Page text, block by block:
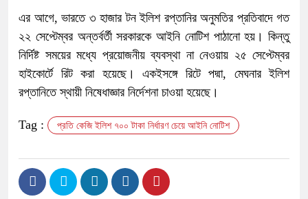
এর আগে, ভারতে ৩ হাজার টন ইলিশ রপ্তানির অনুমতির প্রতিবাদে গত
২২ সেপ্টেম্বর অন্তর্বর্তী সরকারকে আইনি নোটিশ পাঠানো হয়। কিন্তু
নির্দিষ্ট সময়ের মধ্যে প্রয়োজনীয় ব্যবস্থা না নেওয়ায় ২৫ সেপ্টেম্বর
হাইকোর্টে রিট করা হয়েছে। একইসঙ্গে রিটে পদ্মা, মেঘনার ইলিশ
রপ্তানিতে স্থায়ী নিষেধাজ্ঞার নির্দেশনা চাওয়া হয়েছে।
Tag : প্রতি কেজি ইলিশ ৭০০ টাকা নির্ধারণ চেয়ে আইনি নোটিশ